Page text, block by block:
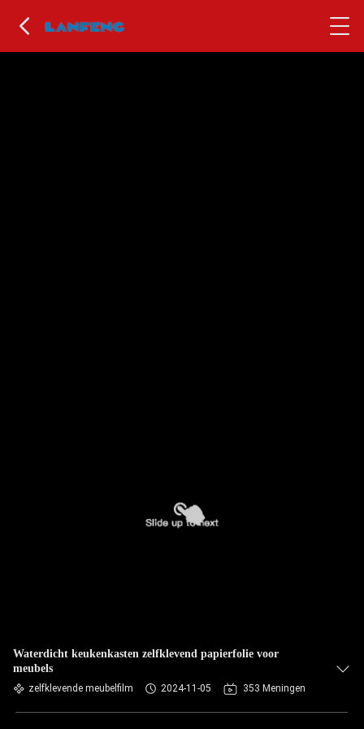
Waterdicht keukenkasten zelfklevend papierfolie voor
meubels
zelfklevende meubelfilm 2024-11-05 353 Meningen